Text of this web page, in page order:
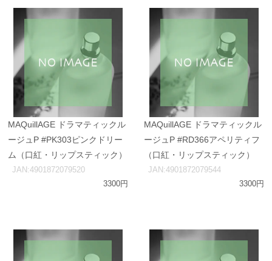
MAQuillAGE ドラマティックル
ージュP #PK303ピンクドリー
ム（口紅・リップスティック）
JAN:4901872079520
3300円
MAQuillAGE ドラマティックル
ージュP #RD366アペリティフ
（口紅・リップスティック）
JAN:4901872079544
3300円